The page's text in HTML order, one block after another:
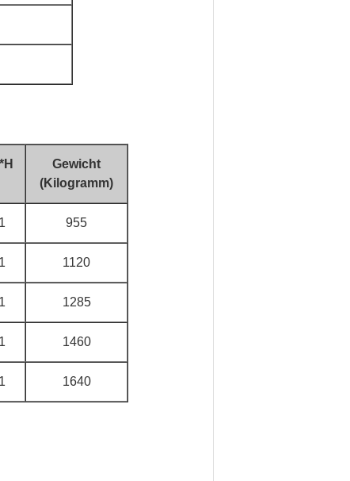
Gewicht
(Kilogramm)
955
1120
1285
1460
1640